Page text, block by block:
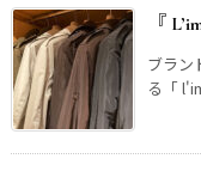
『
ブラン
る「